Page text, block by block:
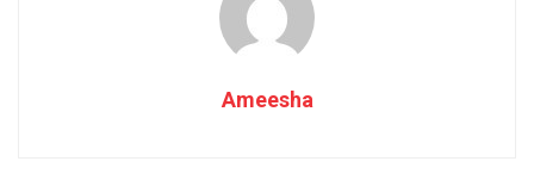
Ameesha